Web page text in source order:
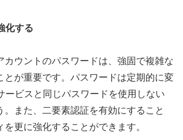
化する
カウントのパスワードは、強固で複雑な
とが重要です。パスワードは定期的に変
ービスと同じパスワードを使用しない
。また、二要素認証を有効にすること
を更に強化することができます。